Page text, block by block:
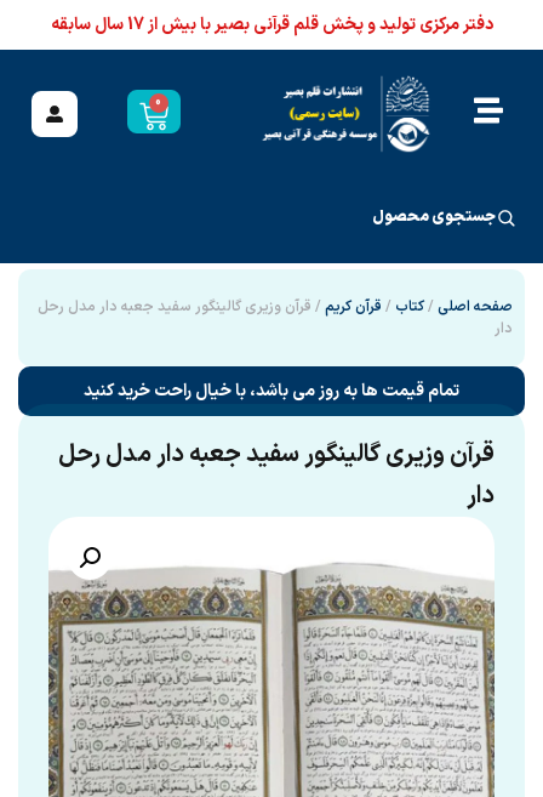
دفتر مرکزی تولید و پخش قلم قرآنی بصیر با بیش از 17 سال سابقه
0
جستجوی محصول
صفحه اصلی /کتاب / قرآن کریم / قرآن وزیری گالینگور سفید جعبه دار مدل رحل
دار
تمام قیمت ها به روز می باشد، با خیال راحت خرید کنید
قرآن وزیری گالینگور سفید جعبه دار مدل رحل
دار